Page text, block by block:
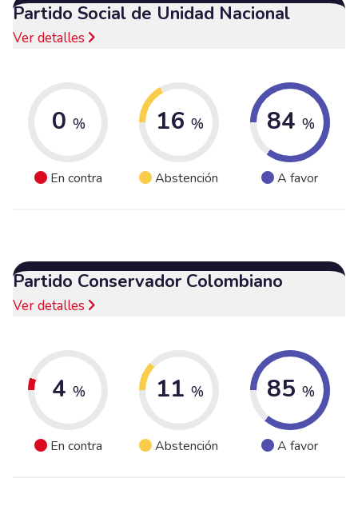
Partido Social de Unidad Nacional
Ver detalles
0 %
En contra
16 %
Abstención
84 %
A favor
Partido Conservador Colombiano
Ver detalles
4 %
En contra
11 %
Abstención
85 %
A favor